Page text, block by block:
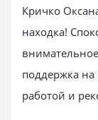
Кричко
находка!
поддержка
работой и